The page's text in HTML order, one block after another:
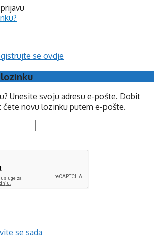
se ovdje
Unesite svoju adresu e-pošte. Dobit
novu lozinku putem e-pošte.
se sada